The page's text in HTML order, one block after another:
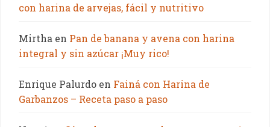
con harina de arvejas, fácil y nutritivo
Mirtha en Pan de banana y avena con harina
integral y sin azúcar ¡Muy rico!
Enrique Palurdo en Fainá con Harina de
Garbanzos – Receta paso a paso